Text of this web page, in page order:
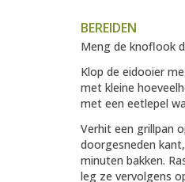
BEREIDEN
Meng de knoflook
Klop de eidooier
met kleine
met een eetlepel
Verhit een grillpan
doorgesneden
minuten bakken.
leg ze vervolgens